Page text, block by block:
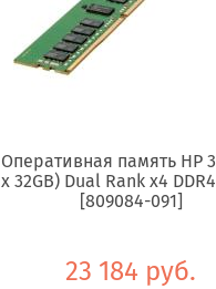
Оперативная память HP
x 32GB) Dual Rank x4
[809084-091]
23 184 руб.